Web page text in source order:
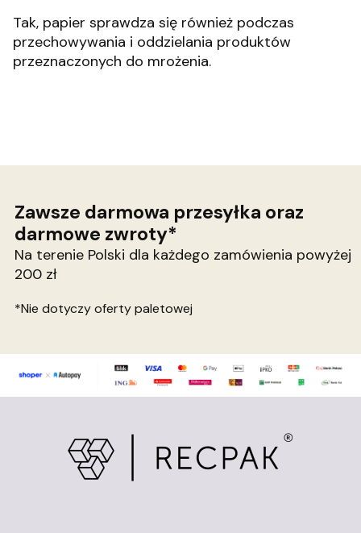
Tak, papier sprawdza się również podczas
przechowywania i oddzielania produktów
przeznaczonych do mrożenia.
Zawsze darmowa przesyłka oraz
darmowe zwroty*
Na terenie Polski dla każdego zamówienia powyżej
200 zł
*Nie dotyczy oferty paletowej